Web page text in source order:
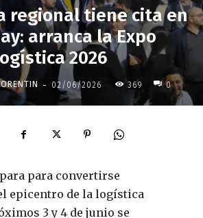
regional tiene cita en
arranca la Expo
2026
- 02/06/2026 369 0
para convertirse
epicentro de la logística
3 y 4 de junio se